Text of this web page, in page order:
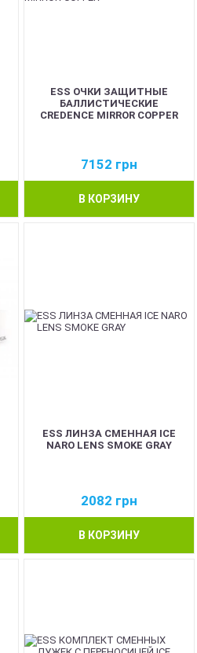
ESS ОЧКИ ЗАЩИТНЫЕ
БАЛЛИСТИЧЕСКИЕ
CREDENCE MIRROR COPPER
7152 грн
В КОРЗИНУ
ESS ЛИНЗА СМЕННАЯ ICE
NARO LENS SMOKE GRAY
2082 грн
В КОРЗИНУ